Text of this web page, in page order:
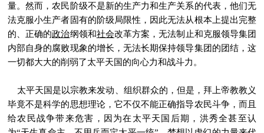
量。然而，农民阶级不是新的生产力和生产关系的代表，他们无
法克服小生产者固有的阶级局限性，因此无法从根本上提出完整
的、正确的政治纲领和社会改革方案，无法制止和克服领导集团
内部自身的腐败现象的增长，无法长期保持领导集团的团结，这
一切都大大的削弱了太平天国的向心力和战斗力。
太平天国是以宗教来发动、组织群众的，但是，拜上帝教教义
毕竟不是科学的思想理论，它不仅不能正确指导农民斗争，而且
给农民战争带来危害，因为在太平天国后期，洪秀全甚至认